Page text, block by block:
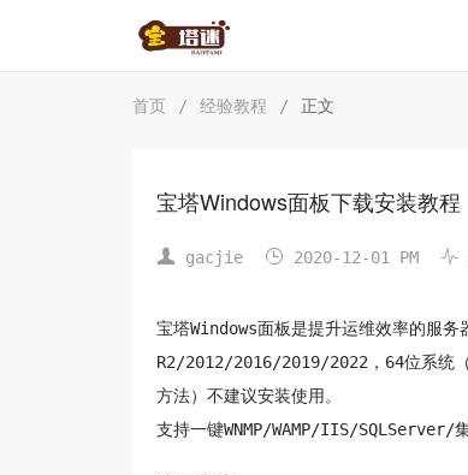
首页 / 经验教程 / 正文
宝塔Windows面板下载安装教程
 gacjie  2020-12-01 PM 
宝塔Windows面板是提升运维效率的服
R2/2012/2016/2019/2022，64位系统
方法）不建议安装使用。
支持一键WNMP/WAMP/IIS/SQLServer/